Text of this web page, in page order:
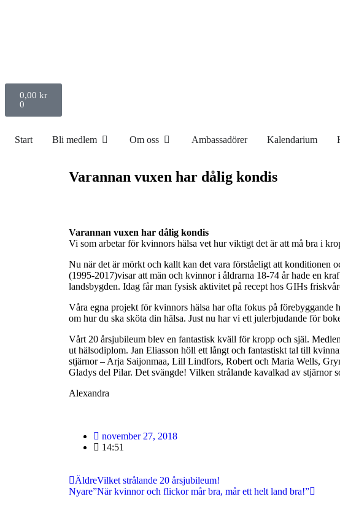
0,00 kr
0
Start Bli medlem Om oss Ambassadörer Kalendarium
Varannan vuxen har dålig kondis
Varannan vuxen har dålig kondis
Vi som arbetar för kvinnors hälsa vet hur viktigt det är att må bra i
Nu när det är mörkt och kallt kan det vara förståeligt att konditionen
(1995-2017)visar att män och kvinnor i åldrarna 18-74 år hade en
landsbygden. Idag får man fysisk aktivitet på recept hos GIHs
Våra egna projekt för kvinnors hälsa har ofta fokus på
om hur du ska sköta din hälsa. Just nu har vi ett julerbjudande för
Vårt 20 årsjubileum blev en fantastisk kväll för kropp och själ.
ut hälsodiplom. Jan Eliasson höll ett långt och fantastiskt tal till
stjärnor – Arja Saijonmaa, Lill Lindfors, Robert och Maria Wells,
Gladys del Pilar. Det svängde! Vilken strålande kavalkad av stjärnor
Alexandra
november 27, 2018
14:51
ÄldreVilket strålande 20 årsjubileum!
Nyare”När kvinnor och flickor mår bra, mår ett helt land bra!”